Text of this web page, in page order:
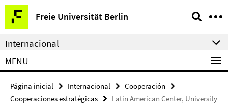
Springe
direkt
zu
Inhalt
Freie Universität Berlin
Herramientas
de
navegación
Internacional
MENU
Página inicial Internacional
Cooperación
Cooperaciones estratégicas
Latin American Center, University